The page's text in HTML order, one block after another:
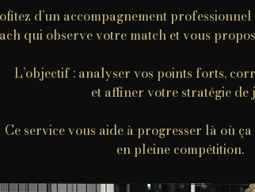
d’un accompagnement
qui observe votre match et vous
L’objectif : analyser vos points forts,
et affiner votre stratégie de
Ce service vous aide à progresser là où
en pleine compétition.